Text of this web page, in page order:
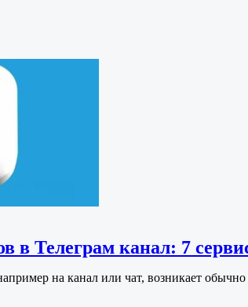
в Телеграм канал: 7
на канал или чат, возникает